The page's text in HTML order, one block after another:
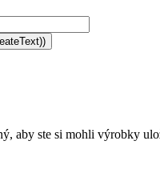
aby ste si mohli výrobky